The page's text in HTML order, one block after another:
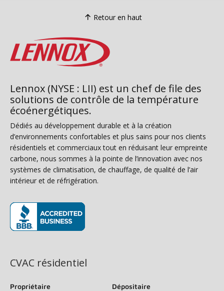
Retour en haut
Lennox (NYSE : LII) est un chef de file des
solutions de contrôle de la température
écoénergétiques.
Dédiés au développement durable et à la création
d’environnements confortables et plus sains pour nos clients
résidentiels et commerciaux tout en réduisant leur empreinte
carbone, nous sommes à la pointe de l’innovation avec nos
systèmes de climatisation, de chauffage, de qualité de l’air
intérieur et de réfrigération.
CVAC résidentiel
Propriétaire
Dépositaire